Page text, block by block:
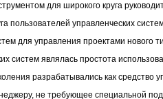
для широкого круга
пользователей управленческих
для управления проектами нового
систем являлась простота
разрабатывались как средство
не требующее специальной